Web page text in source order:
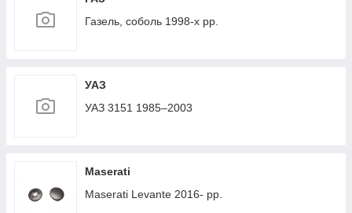
Газель, соболь 1998-х рр.
УАЗ
УАЗ 3151 1985–2003
Maserati
Maserati Levante 2016- рр.